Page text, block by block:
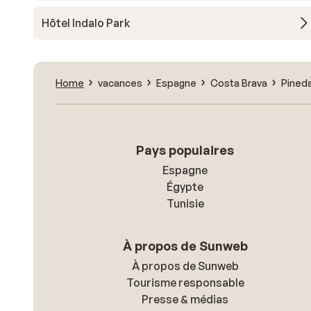
Hôtel Indalo Park
Home vacances Espagne Costa Brava
Pays populaires
Espagne
Égypte
Tunisie
À propos de Sunweb
À propos de Sunweb
Tourisme responsable
Presse & médias